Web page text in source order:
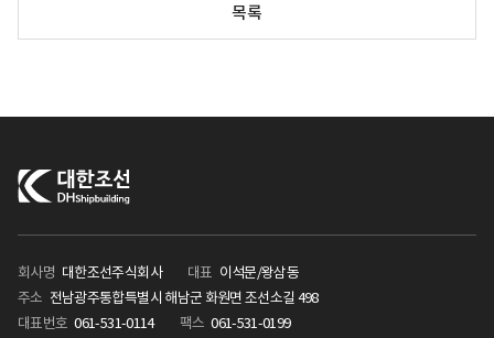
목록
회사명 대한조선주식회사 대표 이석문/왕삼동
주소 전남광주통합특별시 해남군 화원면 조선소길 498
대표번호 061-531-0114 팩스 061-531-0199